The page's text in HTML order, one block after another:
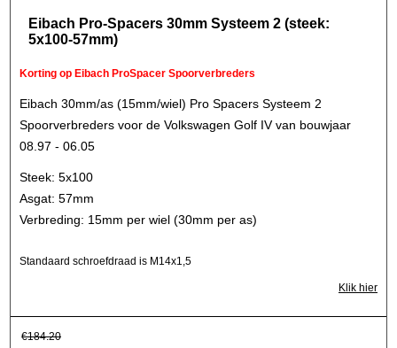
Eibach Pro-Spacers 30mm Systeem 2 (steek:
5x100-57mm)
Korting op Eibach ProSpacer Spoorverbreders
Eibach 30mm/as (15mm/wiel) Pro Spacers Systeem 2
Spoorverbreders voor de Volkswagen Golf IV van bouwjaar
08.97 - 06.05
Steek: 5x100
Asgat: 57mm
Verbreding: 15mm per wiel (30mm per as)
Standaard schroefdraad is M14x1,5
Klik hier
€184.20